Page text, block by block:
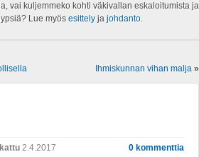
vai kuljemmeko kohti väkivallan eskaloitumista ja
Lue myös esittelyja johdanto.
Ihmiskunnan vihan malja »
0 kommenttia
2.4.2017